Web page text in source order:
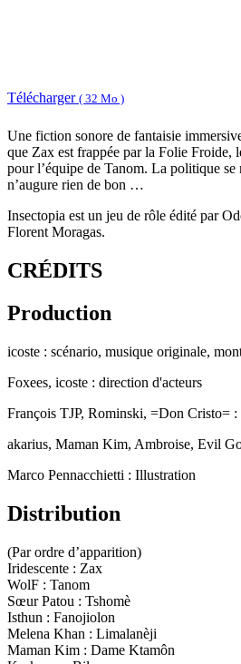
Télécharger ( 32 Mo )
Une fiction sonore de fantaisie
que Zax est frappée par la Folie Froide,
pour l’équipe de Tanom. La politique
n’augure rien de bon …
Insectopia est un jeu de rôle édité par
Florent Moragas.
CRÉDITS
Production
icoste : scénario, musique originale,
Foxees, icoste : direction d'acteurs
François TJP, Rominski, =Don Cristo= :
akarius, Maman Kim, Ambroise, Evil
Marco Pennacchietti : Illustration
Distribution
(Par ordre d’apparition)
Iridescente : Zax
WolF : Tanom
Sœur Patou : Tshomè
Isthun : Fanojiolon
Melena Khan : Limalanèji
Maman Kim : Dame Ktamôn